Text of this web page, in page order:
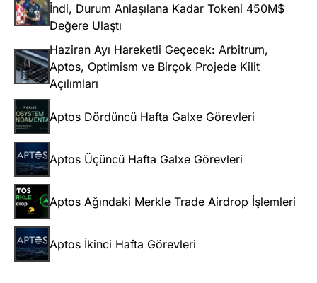
İndi, Durum Anlaşılana Kadar Tokeni 450M$
Değere Ulaştı
Haziran Ayı Hareketli Geçecek: Arbitrum,
Aptos, Optimism ve Birçok Projede Kilit
Açılımları
Aptos Dördüncü Hafta Galxe Görevleri
Aptos Üçüncü Hafta Galxe Görevleri
Aptos Ağındaki Merkle Trade Airdrop İşlemleri
Aptos İkinci Hafta Görevleri